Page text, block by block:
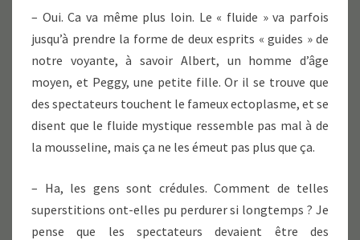
– Oui. Ca va même plus loin. Le « fluide » va parfois
jusqu’à prendre la forme de deux esprits « guides » de
notre voyante, à savoir Albert, un homme d’âge
moyen, et Peggy, une petite fille. Or il se trouve que
des spectateurs touchent le fameux ectoplasme, et se
disent que le fluide mystique ressemble pas mal à de
la mousseline, mais ça ne les émeut pas plus que ça.
– Ha, les gens sont crédules. Comment de telles
superstitions ont-elles pu perdurer si longtemps ? Je
pense que les spectateurs devaient être des